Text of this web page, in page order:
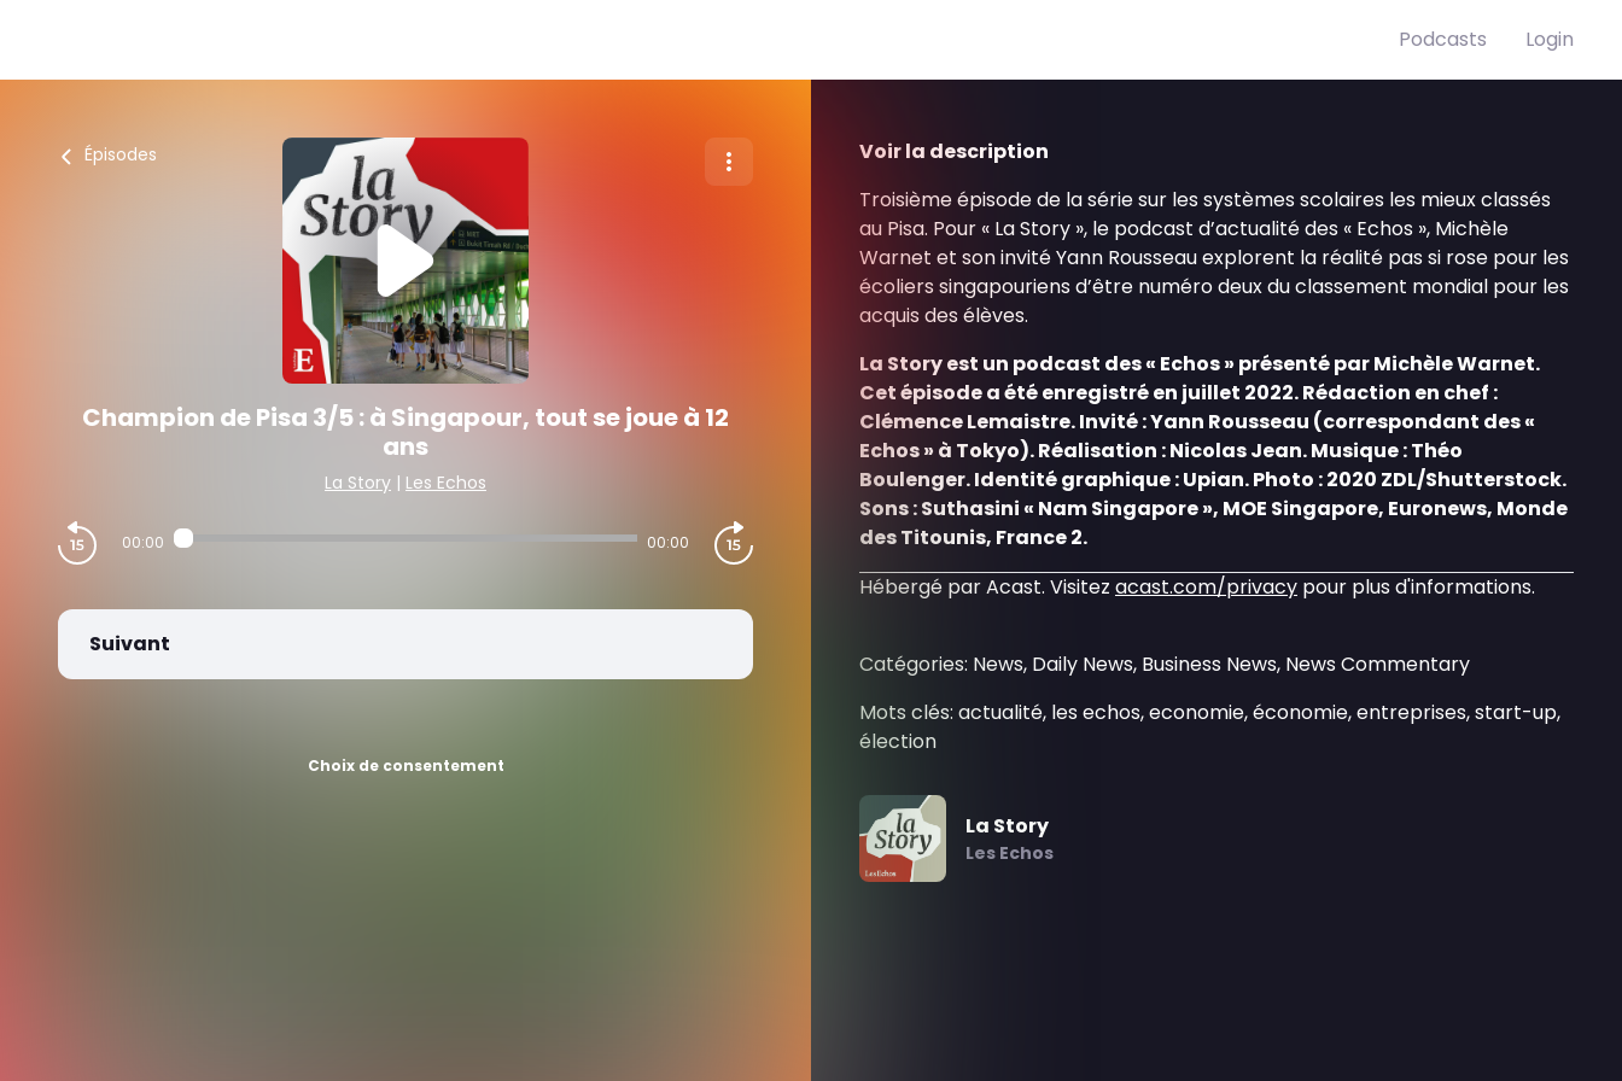
Podcasts Login
Épisodes
Champion de Pisa 3/5 : à Singapour, tout se joue à 12
ans
La Story | Les Echos
00:00 00:00
Suivant
Choix de consentement
Voir la description
Troisième épisode de la série sur les systèmes scolaires les mieux classés
au Pisa. Pour « La Story », le podcast d’actualité des « Echos », Michèle
Warnet et son invité Yann Rousseau explorent la réalité pas si rose pour les
écoliers singapouriens d’être numéro deux du classement mondial pour les
acquis des élèves.
La Story est un podcast des « Echos » présenté par Michèle Warnet.
Cet épisode a été enregistré en juillet 2022. Rédaction en chef :
Clémence Lemaistre. Invité : Yann Rousseau (correspondant des «
Echos » à Tokyo). Réalisation : Nicolas Jean. Musique : Théo
Boulenger. Identité graphique : Upian. Photo : 2020 ZDL/Shutterstock.
Sons : Suthasini « Nam Singapore », MOE Singapore, Euronews, Monde
des Titounis, France 2.
Hébergé par Acast. Visitez acast.com/privacy pour plus d'informations.
Catégories: News, Daily News, Business News, News Commentary
Mots clés: actualité, les echos, economie, économie, entreprises, start-up,
élection
La Story
Les Echos